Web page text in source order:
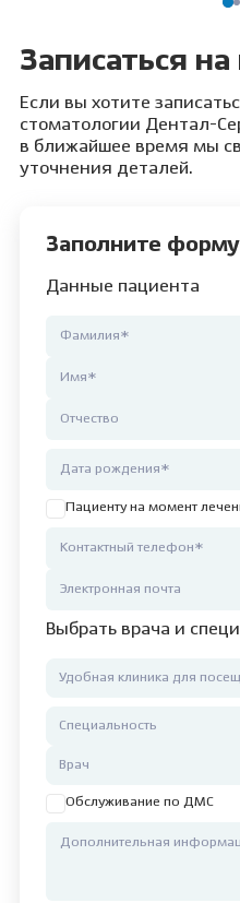
Записаться
Если вы хотите
стоматологии Дентал-
в ближайшее время мы
уточнения деталей.
Заполните форму
Данные пациента
Пациенту на момент
Выбрать врача и
Обслуживание по ДМС